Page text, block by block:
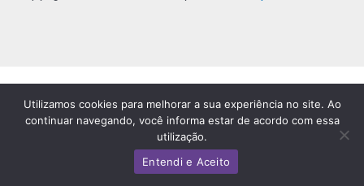
Utilizamos cookies para melhorar a sua experiência no site. Ao
continuar navegando, você informa estar de acordo com essa
utilização.
Entendi e Aceito